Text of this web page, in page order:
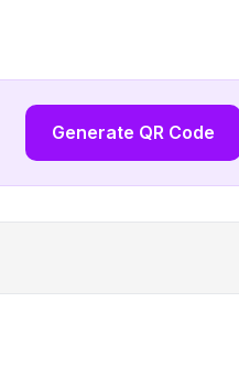
Generate QR Code